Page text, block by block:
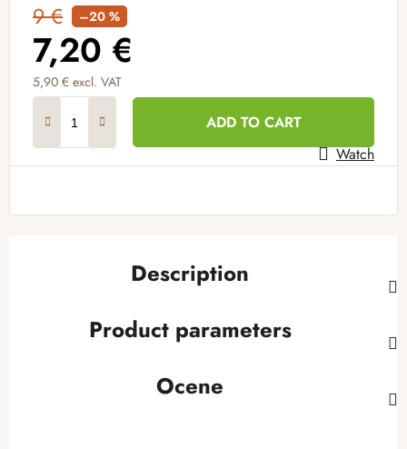
9 € –20 %
7,20 €
5,90 € excl. VAT
ADD TO CART
Watch
Description
Product parameters
Ocene